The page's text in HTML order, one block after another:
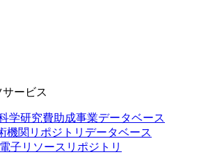
ービス
学研究費助成事業データベース
機関リポジトリデータベース
子リソースリポジトリ